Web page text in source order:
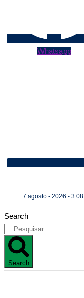
Whatsapp
7.agosto - 2026 - 3:08
Search
Search